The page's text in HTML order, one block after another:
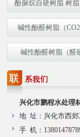
酚脲烷自硬树脂 树脂
碱性酚醛树脂（
碱性酚醛树脂（醛
兴化市鹏程水处理
地 址：兴化市西
手 机：